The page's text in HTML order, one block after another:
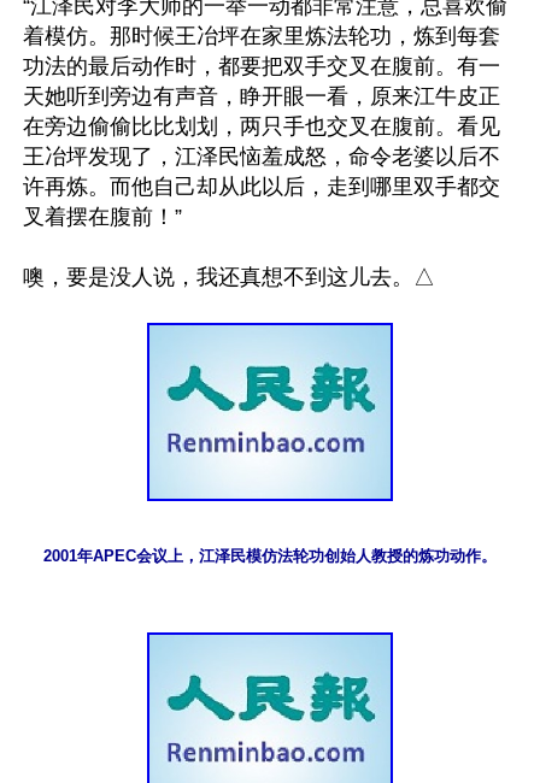
“江泽民对李大师的一举一动都非常注意，总喜欢偷
着模仿。那时候王冶坪在家里炼法轮功，炼到每套
功法的最后动作时，都要把双手交叉在腹前。有一
天她听到旁边有声音，睁开眼一看，原来江牛皮正
在旁边偷偷比比划划，两只手也交叉在腹前。看见
王冶坪发现了，江泽民恼羞成怒，命令老婆以后不
许再炼。而他自己却从此以后，走到哪里双手都交
叉着摆在腹前！”
2001年APEC会议上，江泽民模仿法轮功创始人教授的炼功动作。